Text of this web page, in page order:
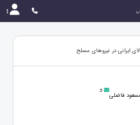
ایرانی در نیروهای مسلح
فاضلی 3